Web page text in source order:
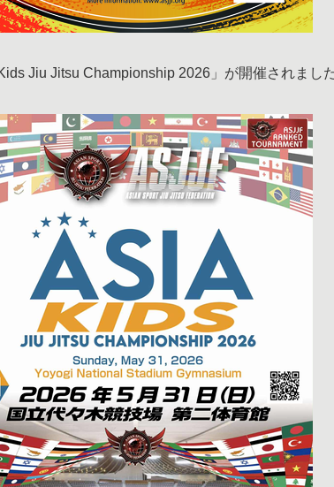
Jiu Jitsu Championship 2026」が開催されまし